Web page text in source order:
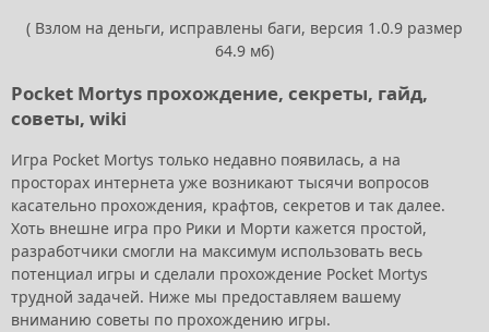
( Взлом на деньги, исправлены баги, версия 1.0.9 размер
64.9 мб)
Pocket Mortys прохождение, секреты, гайд,
советы, wiki
Игра Pocket Mortys только недавно появилась, а на
просторах интернета уже возникают тысячи вопросов
касательно прохождения, крафтов, секретов и так далее.
Хоть внешне игра про Рики и Морти кажется простой,
разработчики смогли на максимум использовать весь
потенциал игры и сделали прохождение Pocket Mortys
трудной задачей. Ниже мы предоставляем вашему
вниманию советы по прохождению игры.